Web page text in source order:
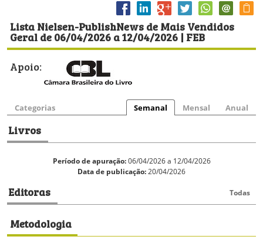
Lista Nielsen-PublishNews de Mais Vendidos
Geral de 06/04/2026 a 12/04/2026 | FEB
Apoio:
Categorias Semanal Mensal Anual
Livros
Período de apuração:06/04/2026 a 12/04/2026
Data de publicação:20/04/2026
Editoras Todas
Metodologia